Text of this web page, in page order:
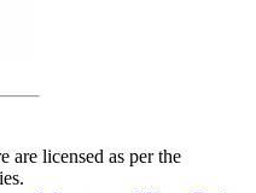
are licensed as per the